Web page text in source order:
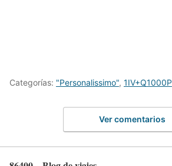
Categorías: "Personalissimo", 1IV+Q1000P
Ver comentarios